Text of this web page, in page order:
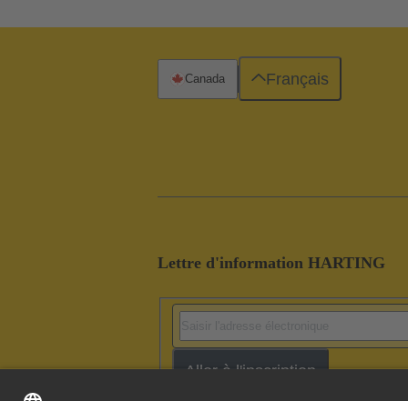
Lettre d'information HARTING
Aller à l'inscription
Canada Français